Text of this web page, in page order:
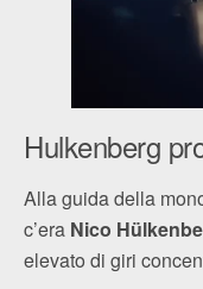
Hulkenberg
Alla guida della
c’era Nico
elevato di giri